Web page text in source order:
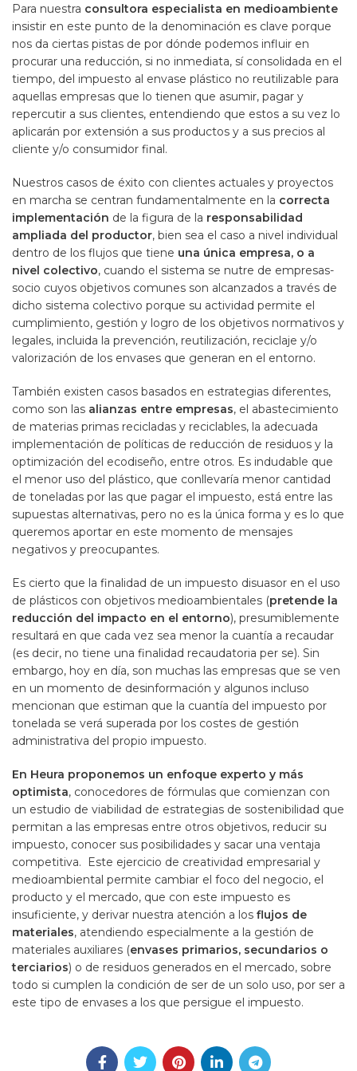
Para nuestra consultora especialista en medioambiente
insistir en este punto de la denominación es clave porque
nos da ciertas pistas de por dónde podemos influir en
procurar una reducción, si no inmediata, sí consolidada en el
tiempo, del impuesto al envase plástico no reutilizable para
aquellas empresas que lo tienen que asumir, pagar y
repercutir a sus clientes, entendiendo que estos a su vez lo
aplicarán por extensión a sus productos y a sus precios al
cliente y/o consumidor final.
Nuestros casos de éxito con clientes actuales y proyectos
en marcha se centran fundamentalmente en la correcta
implementación de la figura de la responsabilidad
ampliada del productor, bien sea el caso a nivel individual
dentro de los flujos que tiene una única empresa, o a
nivel colectivo, cuando el sistema se nutre de empresas-
socio cuyos objetivos comunes son alcanzados a través de
dicho sistema colectivo porque su actividad permite el
cumplimiento, gestión y logro de los objetivos normativos y
legales, incluida la prevención, reutilización, reciclaje y/o
valorización de los envases que generan en el entorno.
También existen casos basados en estrategias diferentes,
como son las alianzas entre empresas, el abastecimiento
de materias primas recicladas y reciclables, la adecuada
implementación de políticas de reducción de residuos y la
optimización del ecodiseño, entre otros. Es indudable que
el menor uso del plástico, que conllevaría menor cantidad
de toneladas por las que pagar el impuesto, está entre las
supuestas alternativas, pero no es la única forma y es lo que
queremos aportar en este momento de mensajes
negativos y preocupantes.
Es cierto que la finalidad de un impuesto disuasor en el uso
de plásticos con objetivos medioambientales (pretende la
reducción del impacto en el entorno), presumiblemente
resultará en que cada vez sea menor la cuantía a recaudar
(es decir, no tiene una finalidad recaudatoria per se). Sin
embargo, hoy en día, son muchas las empresas que se ven
en un momento de desinformación y algunos incluso
mencionan que estiman que la cuantía del impuesto por
tonelada se verá superada por los costes de gestión
administrativa del propio impuesto.
En Heura proponemos un enfoque experto y más
optimista, conocedores de fórmulas que comienzan con
un estudio de viabilidad de estrategias de sostenibilidad que
permitan a las empresas entre otros objetivos, reducir su
impuesto, conocer sus posibilidades y sacar una ventaja
competitiva.
Este ejercicio de creatividad empresarial y
medioambiental permite cambiar el foco del negocio, el
producto y el mercado, que con este impuesto es
insuficiente, y derivar nuestra atención a los flujos de
materiales, atendiendo especialmente a la gestión de
materiales auxiliares (envases primarios, secundarios o
terciarios) o de residuos generados en el mercado, sobre
todo si cumplen la condición de ser de un solo uso, por ser a
este tipo de envases a los que persigue el impuesto.